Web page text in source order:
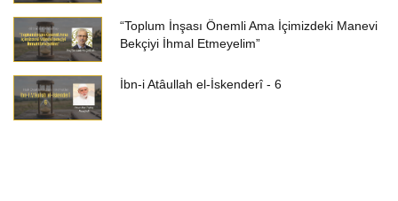
“Toplum İnşası Önemli Ama İçimizdeki Manevi
Bekçiyi İhmal Etmeyelim”
İbn-i Atâullah el-İskenderî - 6